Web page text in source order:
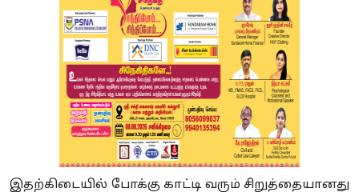
இதற்கிடையில் போக்கு காட்டி வரும் சிறுத்தையானது